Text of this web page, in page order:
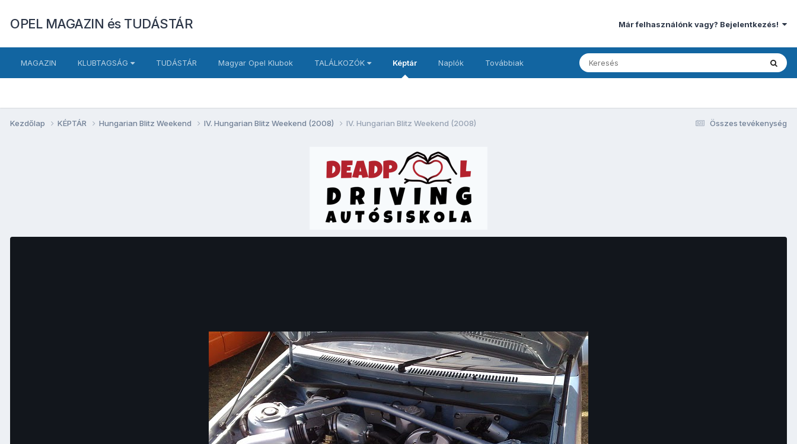
OPEL MAGAZIN és TUDÁSTÁR Már felhasználónk vagy? Bejelentkezés!
MAGAZIN KLUBTAGSÁG TUDÁSTÁR Magyar Opel Klubok TALÁLKOZÓK Képtár Naplók Továbbiak
Összes tevékenység
Kezdőlap KÉPTÁR Hungarian Blitz Weekend IV. Hungarian Blitz Weekend (2008) IV. Hungarian Blitz Weekend (2008)